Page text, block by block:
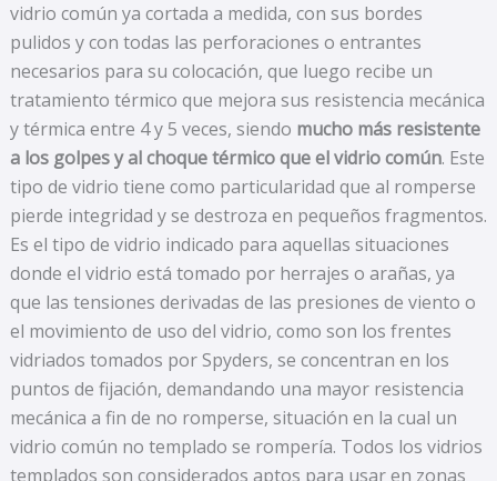
vidrio común ya cortada a medida, con sus bordes
pulidos y con todas las perforaciones o entrantes
necesarios para su colocación, que luego recibe un
tratamiento térmico que mejora sus resistencia mecánica
y térmica entre 4 y 5 veces, siendo mucho más resistente
a los golpes y al choque térmico que el vidrio común. Este
tipo de vidrio tiene como particularidad que al romperse
pierde integridad y se destroza en pequeños fragmentos.
Es el tipo de vidrio indicado para aquellas situaciones
donde el vidrio está tomado por herrajes o arañas, ya
que las tensiones derivadas de las presiones de viento o
el movimiento de uso del vidrio, como son los frentes
vidriados tomados por Spyders, se concentran en los
puntos de fijación, demandando una mayor resistencia
mecánica a fin de no romperse, situación en la cual un
vidrio común no templado se rompería. Todos los vidrios
templados son considerados aptos para usar en zonas